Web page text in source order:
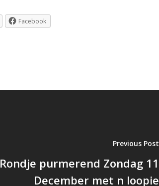
Facebook
Previous Post
Rondje purmerend Zondag 11
December met n loopie